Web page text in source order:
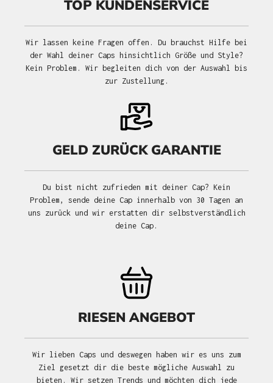
TOP KUNDENSERVICE
Wir lassen keine Fragen offen. Du brauchst Hilfe bei
der Wahl deiner Caps hinsichtlich Größe und Style?
Kein Problem. Wir begleiten dich von der Auswahl bis
zur Zustellung.
GELD ZURÜCK GARANTIE
Du bist nicht zufrieden mit deiner Cap? Kein
Problem, sende deine Cap innerhalb von 30 Tagen an
uns zurück und wir erstatten dir selbstverständlich
deine Cap.
RIESEN ANGEBOT
Wir lieben Caps und deswegen haben wir es uns zum
Ziel gesetzt dir die beste mögliche Auswahl zu
bieten. Wir setzen Trends und möchten dich jede